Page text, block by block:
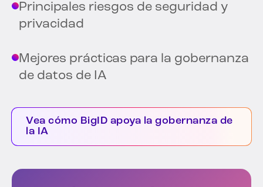
Principales riesgos de seguridad y
privacidad
Mejores prácticas para la gobernanza
de datos de IA
Vea cómo BigID apoya la gobernanza de
la IA